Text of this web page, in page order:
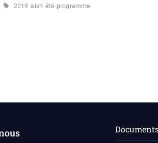
2019 alsh été programme